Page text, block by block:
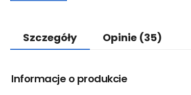
Szczegóły Opinie (35)
Informacje o produkcie